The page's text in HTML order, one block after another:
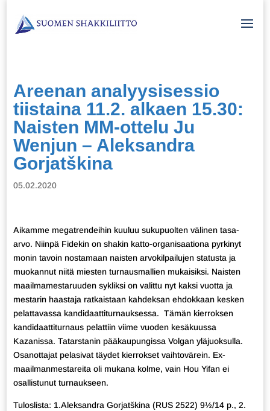
Areenan analyysisessio
tiistaina 11.2. alkaen 15.30:
Naisten MM-ottelu Ju
Wenjun – Aleksandra
Gorjatškina
05.02.2020
Aikamme megatrendeihin kuuluu sukupuolten välinen tasa-
arvo. Niinpä Fidekin on shakin katto-organisaationa pyrkinyt
monin tavoin nostamaan naisten arvokilpailujen statusta ja
muokannut niitä miesten turnausmallien mukaisiksi. Naisten
maailmamestaruuden sykliksi on valittu nyt kaksi vuotta ja
mestarin haastaja ratkaistaan kahdeksan ehdokkaan kesken
pelattavassa kandidaattiturnauksessa. Tämän kierroksen
kandidaattiturnaus pelattiin viime vuoden kesäkuussa
Kazanissa. Tatarstanin pääkaupungissa Volgan yläjuoksulla.
Osanottajat pelasivat täydet kierrokset vaihtovärein. Ex-
maailmanmestareita oli mukana kolme, vain Hou Yifan ei
osallistunut turnaukseen.
Tuloslista: 1.Aleksandra Gorjatškina (RUS 2522) 9½/14 p., 2.